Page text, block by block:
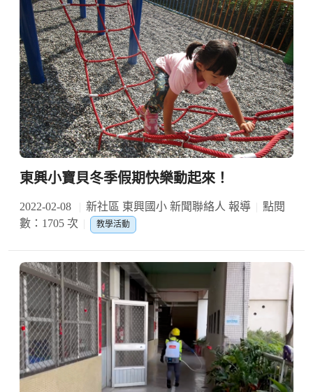
東興小寶貝冬季假期快樂動起來！
2022-02-08 新社區 東興國小 新聞聯絡人 報導
點閱
數：1705 次
教學活動